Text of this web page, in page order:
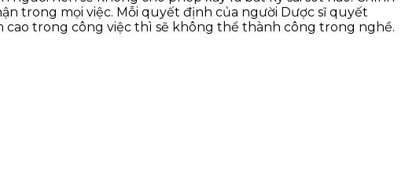
trong mọi việc. Mỗi quyết định của người Dược sĩ quyết
trong công việc thì sẽ không thể thành công trong nghề.